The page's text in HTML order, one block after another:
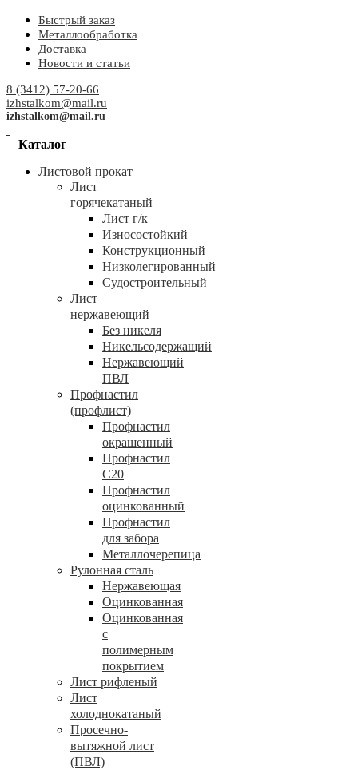
Быстрый заказ
Металлообработка
Доставка
Новости и статьи
8 (3412) 57-20-66
izhstalkom@mail.ru
izhstalkom@mail.ru
Каталог
Листовой прокат
Лист
горячекатаный
Лист г/к
Износостойкий
Конструкционный
Низколегированный
Судостроительный
Лист
нержавеющий
Без никеля
Никельсодержащий
Нержавеющий
ПВЛ
Профнастил
(профлист)
Профнастил
окрашенный
Профнастил
С20
Профнастил
оцинкованный
Профнастил
для забора
Металлочерепица
Рулонная сталь
Нержавеющая
Оцинкованная
Оцинкованная
с
полимерным
покрытием
Лист рифленый
Лист
холоднокатаный
Просечно-
вытяжной лист
(ПВЛ)